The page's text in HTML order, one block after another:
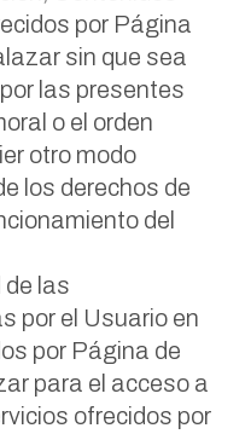
por Página
sin que sea
las presentes
o el orden
otro modo
los derechos de
del
de las
por el Usuario en
por Página de
para el acceso a
ofrecidos por